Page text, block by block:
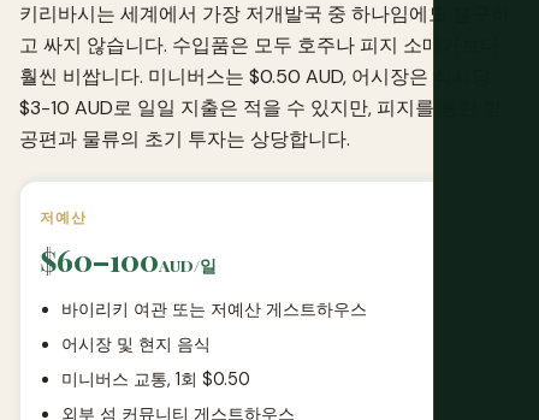
키리바시는 세계에서 가장 저개발국 중 하나임에도 불구하
고 싸지 않습니다. 수입품은 모두 호주나 피지 소매가보다
훨씬 비쌉니다. 미니버스는 $0.50 AUD, 어시장은 식사당
$3-10 AUD로 일일 지출은 적을 수 있지만, 피지를 통한 항
공편과 물류의 초기 투자는 상당합니다.
저예산
$60–100AUD/일
바이리키 여관 또는 저예산 게스트하우스
어시장 및 현지 음식
미니버스 교통, 1회 $0.50
외부 섬 커뮤니티 게스트하우스